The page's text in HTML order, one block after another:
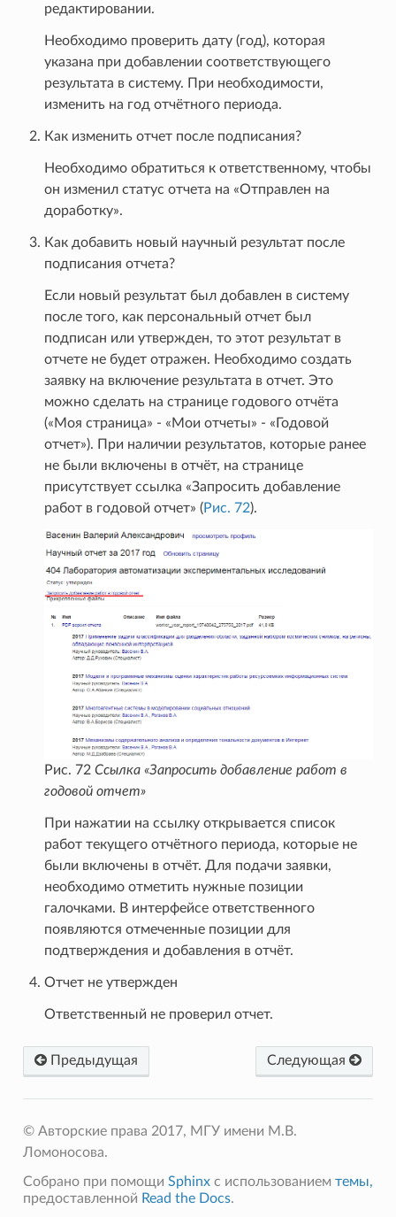
редактировании.
Необходимо проверить дату (год), которая
указана при добавлении соответствующего
результата в систему. При необходимости,
изменить на год отчётного периода.
Как изменить отчет после подписания?
Необходимо обратиться к ответственному, чтобы
он изменил статус отчета на «Отправлен на
доработку».
Как добавить новый научный результат после
подписания отчета?
Если новый результат был добавлен в систему
после того, как персональный отчет был
подписан или утвержден, то этот результат в
отчете не будет отражен. Необходимо создать
заявку на включение результата в отчет. Это
можно сделать на странице годового отчёта
(«Моя страница» - «Мои отчеты» - «Годовой
отчет»). При наличии результатов, которые ранее
не были включены в отчёт, на странице
присутствует ссылка «Запросить добавление
работ в годовой отчет» (Рис. 72).
Рис. 72 Ссылка «Запросить добавление работ в
годовой отчет»
При нажатии на ссылку открывается список
работ текущего отчётного периода, которые не
были включены в отчёт. Для подачи заявки,
необходимо отметить нужные позиции
галочками. В интерфейсе ответственного
появляются отмеченные позиции для
подтверждения и добавления в отчёт.
Отчет не утвержден
Ответственный не проверил отчет.
Предыдущая Следующая
© Авторские права 2017, МГУ имени М.В.
Ломоносова.
Собрано при помощи Sphinxс использованием темы,
предоставленной Read the Docs.